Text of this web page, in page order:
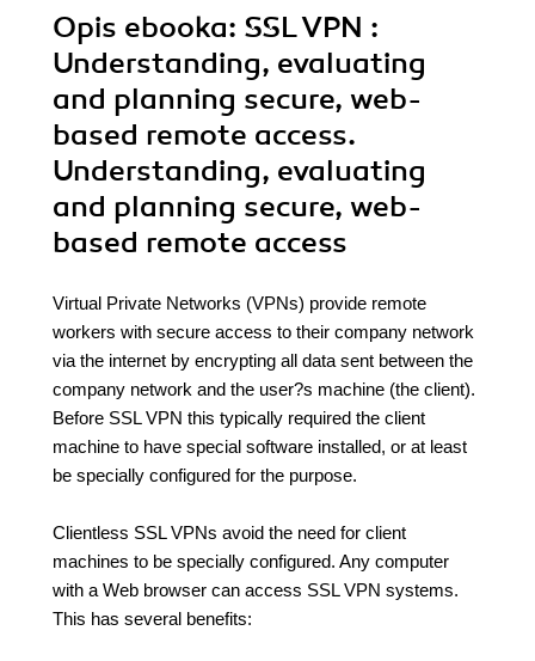
Opis ebooka: SSL VPN :
Understanding, evaluating
and planning secure, web-
based remote access.
Understanding, evaluating
and planning secure, web-
based remote access
Virtual Private Networks (VPNs) provide remote
workers with secure access to their company network
via the internet by encrypting all data sent between the
company network and the user?s machine (the client).
Before SSL VPN this typically required the client
machine to have special software installed, or at least
be specially configured for the purpose.
Clientless SSL VPNs avoid the need for client
machines to be specially configured. Any computer
with a Web browser can access SSL VPN systems.
This has several benefits: